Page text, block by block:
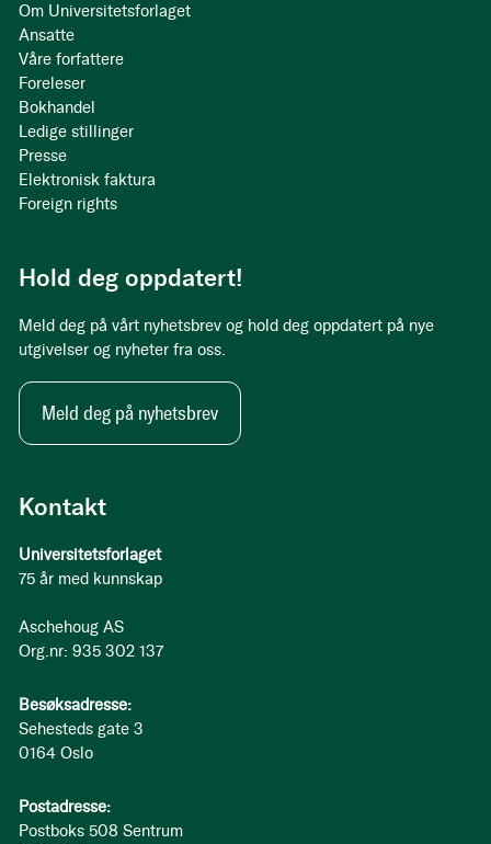
Kontakt
Universitetsforlaget
75 år med kunnskap
Aschehoug AS
Org.nr: 935 302 137
Besøksadresse:
Sehesteds gate 3
0164 Oslo
Postadresse:
Postboks 508 Sentrum
Om Universitetsforlaget
Ansatte
Våre forfattere
Foreleser
Bokhandel
Ledige stillinger
Presse
Elektronisk faktura
Foreign rights
Hold deg oppdatert!
Meld deg på vårt nyhetsbrev og hold deg oppdatert på nye
utgivelser og nyheter fra oss.
Meld deg på nyhetsbrev